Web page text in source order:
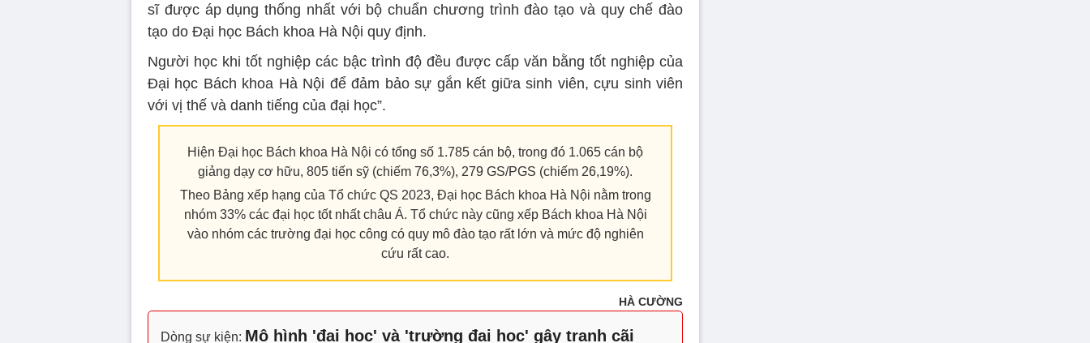
sĩ được áp dụng thống nhất với bộ chuẩn chương trình đào tạo và quy chế đào
tạo do Đại học Bách khoa Hà Nội quy định.
Người học khi tốt nghiệp các bậc trình độ đều được cấp văn bằng tốt nghiệp của
Đại học Bách khoa Hà Nội để đảm bảo sự gắn kết giữa sinh viên, cựu sinh viên
với vị thế và danh tiếng của đại học”.
Hiện Đại học Bách khoa Hà Nội có tổng số 1.785 cán bộ, trong đó 1.065 cán bộ
giảng dạy cơ hữu, 805 tiến sỹ (chiếm 76,3%), 279 GS/PGS (chiếm 26,19%).
Theo Bảng xếp hạng của Tổ chức QS 2023, Đại học Bách khoa Hà Nội nằm trong
nhóm 33% các đại học tốt nhất châu Á. Tổ chức này cũng xếp Bách khoa Hà Nội
vào nhóm các trường đại học công có quy mô đào tạo rất lớn và mức độ nghiên
cứu rất cao.
HÀ CƯỜNG
Dòng sự kiện: Mô hình 'đại học' và 'trường đại học' gây tranh cãi